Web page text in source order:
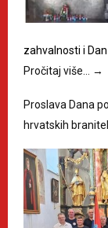
zahvalnosti i
Pročitaj više… →
Proslava Dana
hrvatskih